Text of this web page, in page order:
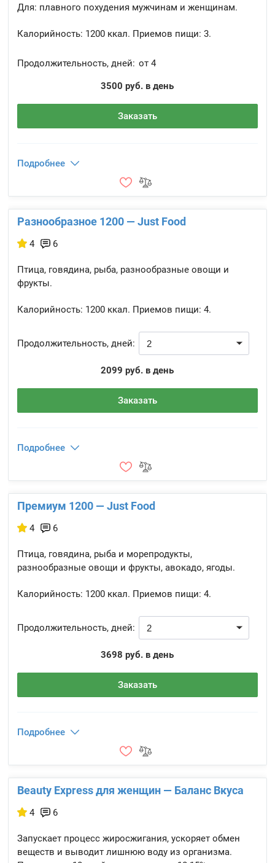
Для: плавного похудения мужчинам и женщинам.
Калорийность: 1200 ккал. Приемов пищи: 3.
Продолжительность, дней: от 4
3500 руб. в день
Заказать
Подробнее
Разнообразное 1200 — Just Food
4 6
Птица, говядина, рыба, разнообразные овощи и
фрукты.
Калорийность: 1200 ккал. Приемов пищи: 4.
Продолжительность, дней:
2099 руб. в день
Заказать
Подробнее
Премиум 1200 — Just Food
4 6
Птица, говядина, рыба и морепродукты,
разнообразные овощи и фрукты, авокадо, ягоды.
Калорийность: 1200 ккал. Приемов пищи: 4.
Продолжительность, дней:
3698 руб. в день
Заказать
Подробнее
Beauty Express для женщин — Баланс Вкуса
4 6
Запускает процесс жиросжигания, ускоряет обмен
веществ и выводит лишнюю воду из организма.